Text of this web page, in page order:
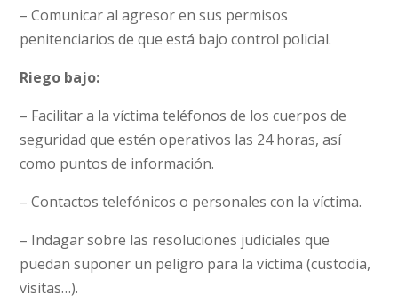
– Comunicar al agresor en sus permisos
penitenciarios de que está bajo control policial.
Riego bajo:
– Facilitar a la víctima teléfonos de los cuerpos de
seguridad que estén operativos las 24 horas, así
como puntos de información.
– Contactos telefónicos o personales con la víctima.
– Indagar sobre las resoluciones judiciales que
puedan suponer un peligro para la víctima (custodia,
visitas…).